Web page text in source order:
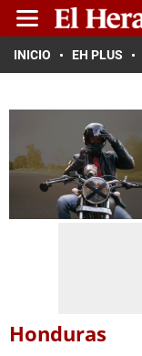
INICIO EH PLUS
Honduras